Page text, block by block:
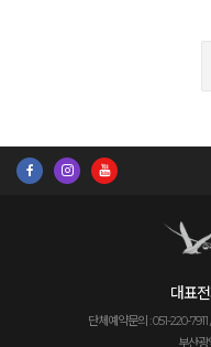
대표
단체예약문의 : 051-220-7911
부산광